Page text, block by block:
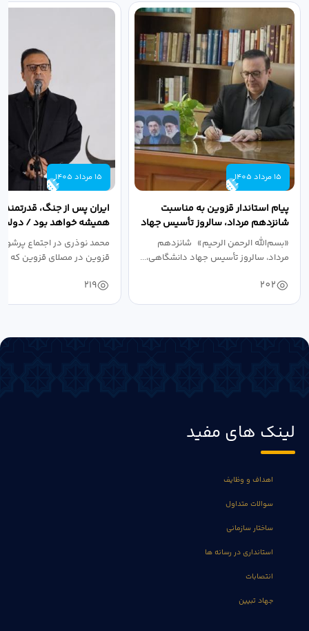
15 مرداد 1405
پیام استاندار قزوین به مناسبت
شانزدهم مرداد، سالروز تأسیس جهاد
دانشگاهی
«بسم‌الله الرحمن الرحیم» شانزدهم
مرداد، سالروز تأسیس جهاد دانشگاهی،...
202
15 مرداد 1405
ایران پس از جنگ،
همیشه خواهد بود / دولت
نبرد اقتصادی،...
محمد نوذری در اجتماع
قزوین در مصلای قزوین که
219
لینک های مفید
اهداف و وظایف
سوالات متداول
ساختار سازمانی
استانداری در رسانه ها
انتصابات
جهاد تبیین